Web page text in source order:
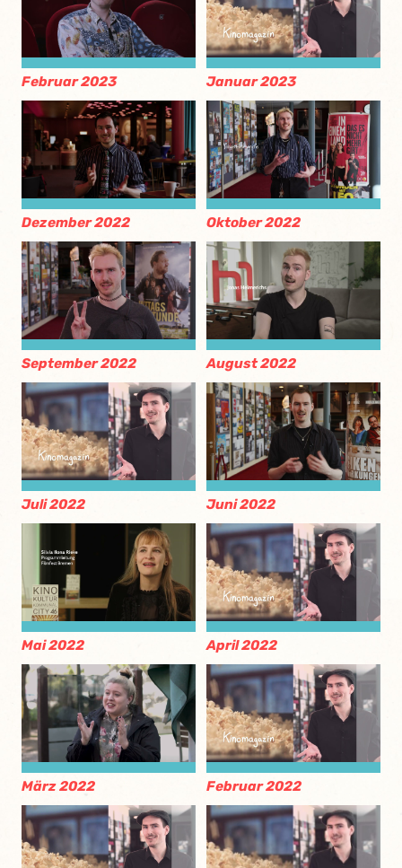
Februar 2023 Januar 2023
Dezember 2022 Oktober 2022
September 2022 August 2022
Juli 2022 Juni 2022
Mai 2022 April 2022
März 2022 Februar 2022